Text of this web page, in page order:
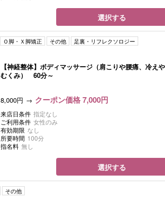
選択する
Ｏ脚・Ｘ脚矯正 その他 足裏・リフレクソロジー
【神経整体】ボディマッサージ（肩こりや腰痛、冷えや
むくみ） 60分～
8,000円 クーポン価格 7,000円
来店日条件 指定なし
ご利用条件 女性のみ
有効期限 なし
所要時間 100分
指名料 無し
選択する
その他